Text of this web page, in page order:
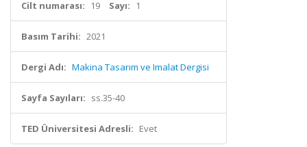
Cilt numarası: 19 Sayı: 1
Basım Tarihi: 2021
Dergi Adı: Makina Tasarım ve Imalat Dergisi
Sayfa Sayıları: ss.35-40
TED Üniversitesi Adresli: Evet